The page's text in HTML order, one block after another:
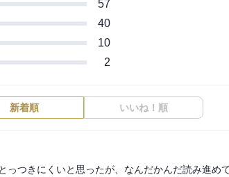
57
40
10
2
新着順 いいね！順
っつきにくいと思ったが、なんだかんだ読み進め